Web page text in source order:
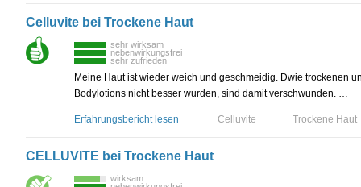
Celluvite bei Trockene Haut
sehr wirksam
nebenwirkungsfrei
sehr zufrieden
Meine Haut ist wieder weich und geschmeidig. Dwie trockenen
Bodylotions nicht besser wurden, sind damit verschwunden. …
Erfahrungsbericht lesen Celluvite Trockene Haut
CELLUVITE bei Trockene Haut
wirksam